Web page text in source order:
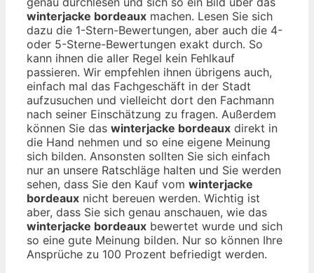
winterjacke bordeaux machen. Lesen Sie sich
dazu die 1-Stern-Bewertungen, aber auch die 4-
oder 5-Sterne-Bewertungen exakt durch. So
kann ihnen die aller Regel kein Fehlkauf
passieren. Wir empfehlen ihnen übrigens auch,
einfach mal das Fachgeschäft in der Stadt
aufzusuchen und vielleicht dort den Fachmann
nach seiner Einschätzung zu fragen. Außerdem
können Sie das winterjacke bordeaux direkt in
die Hand nehmen und so eine eigene Meinung
sich bilden. Ansonsten sollten Sie sich einfach
nur an unsere Ratschläge halten und Sie werden
sehen, dass Sie den Kauf vom winterjacke
bordeaux nicht bereuen werden. Wichtig ist
aber, dass Sie sich genau anschauen, wie das
winterjacke bordeaux bewertet wurde und sich
so eine gute Meinung bilden. Nur so können Ihre
Ansprüche zu 100 Prozent befriedigt werden.